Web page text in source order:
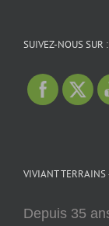
SUIVEZ-NOUS SUR :
VIVIANT TERRAINS
Depuis 35